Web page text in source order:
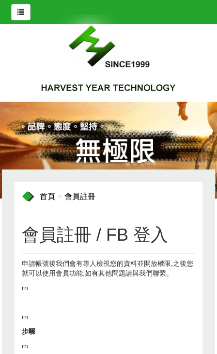
首頁 會員註冊
會員註冊 / FB 登入
申請帳號後我們會有專人檢視您的資料並開放權限,之後您
就可以使用會員功能,如有其他問題請與我們聯繫。
rn
rn
步驟
rn